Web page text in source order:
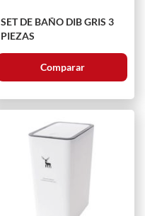
SET DE BAÑO DIB GRIS 3
PIEZAS
Comparar